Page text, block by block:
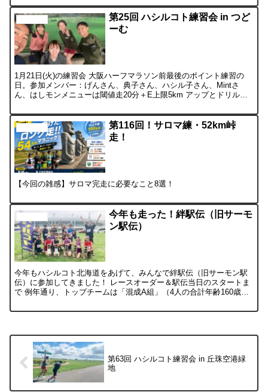
第25回 ハシルコト練習会 in つど
ーむ
1月21日(火)の練習会 大阪ハーフマラソン前最後のポイント練習の
日。参加メンバー：げんさん、典子さん、ハシル子さん、Mintさ
ん、はしモンメニューは閾値走20分＋E上限5km アップとドリル、
第116回！サロマ練・52km峠
走！
【今回の雑感】サロマ完走に必要なこと8選！
今年も走った！絆駅伝（旧サーモ
ン駅伝）
今年もハシルコト北海道をあげて、みんなで絆駅伝（旧サーモン駅
伝）に参加してきました！ レースオーダー＆駅伝当日のスタートま
で 例年通り、トップチームは「混成A組」（4人の合計年齢160歳以
第63回 ハシルコト練習会 in 丘珠空港緑
地